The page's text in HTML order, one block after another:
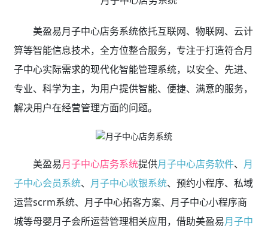
美盈易月子中心店务系统依托互联网、物联网、云计
算等智能信息技术，全方位整合服务，专注于打造符合月
子中心实际需求的现代化智能管理系统，以安全、先进、
专业、科学为主，为用户提供智能、便捷、满意的服务，
解决用户在经营管理方面的问题。
美盈易月子中心店务系统提供月子中心店务软件、 月
子中心会员系统、 月子中心收银系统、预约小程序、私域
运营scrm系统、月子中心拓客方案、月子中心小程序商
城等母婴月子会所运营管理相关应用，借助美盈易月子中